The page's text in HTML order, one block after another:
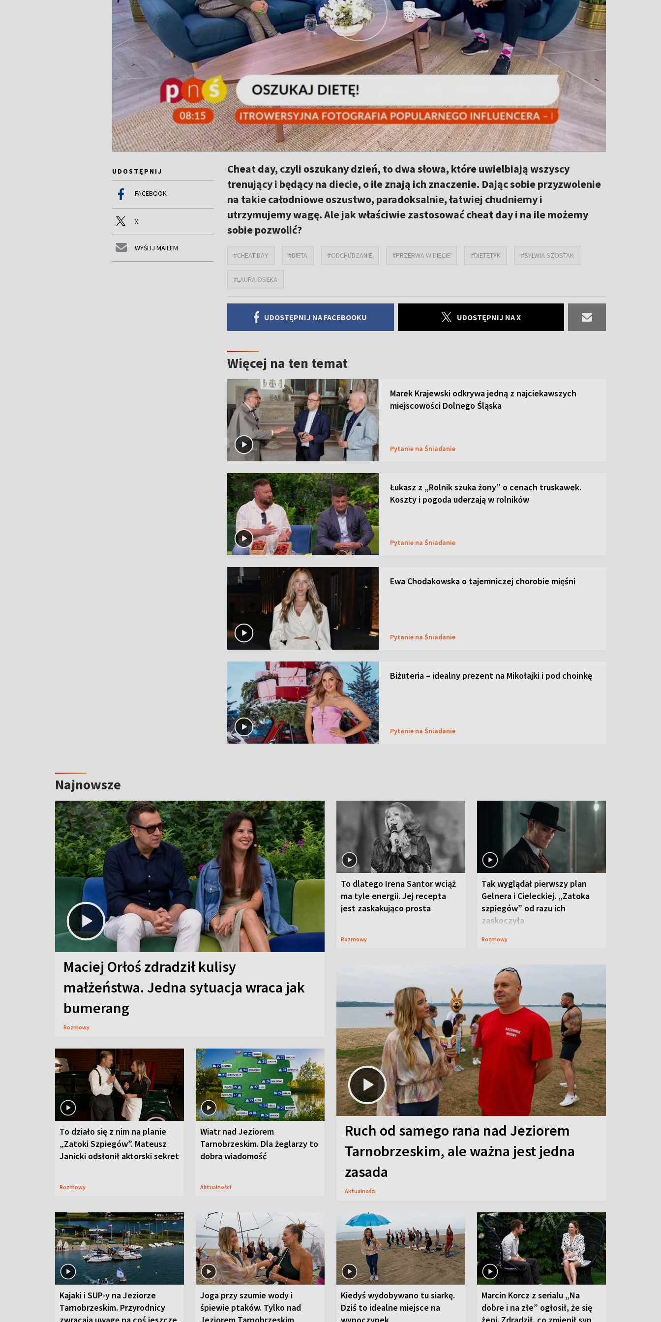
UDOSTĘPNIJ
FACEBOOK
X
WYŚLIJ MAILEM
Cheat day, czyli oszukany dzień, to dwa słowa, które uwielbiają wszyscy
trenujący i będący na diecie, o ile znają ich znaczenie. Dając sobie przyzwolenie
na takie całodniowe oszustwo, paradoksalnie, łatwiej chudniemy i
utrzymujemy wagę. Ale jak właściwie zastosować cheat day i na ile możemy
sobie pozwolić?
#CHEAT DAY #DIETA #ODCHUDZANIE #PRZERWA W DIECIE #DIETETYK #SYLWIA SZOSTAK
#LAURA OSĘKA
UDOSTĘPNIJ NA FACEBOOKU UDOSTĘPNIJ NA X
Więcej na ten temat
Marek Krajewski odkrywa jedną z najciekawszych
miejscowości Dolnego Śląska
Pytanie na Śniadanie
Łukasz z „Rolnik szuka żony” o cenach truskawek.
Koszty i pogoda uderzają w rolników
Pytanie na Śniadanie
Ewa Chodakowska o tajemniczej chorobie mięśni
Pytanie na Śniadanie
Biżuteria – idealny prezent na Mikołajki i pod choinkę
Pytanie na Śniadanie
Najnowsze
Maciej Orłoś zdradził kulisy
małżeństwa. Jedna sytuacja wraca jak
bumerang
Rozmowy
To dlatego Irena Santor wciąż
ma tyle energii. Jej recepta
jest zaskakująco prosta
Rozmowy
Tak wyglądał pierwszy plan
Gelnera i Cieleckiej. „Zatoka
szpiegów” od razu ich
zaskoczyła
Rozmowy
To działo się z nim na planie
„Zatoki Szpiegów”. Mateusz
Janicki odsłonił aktorski sekret
Rozmowy
Wiatr nad Jeziorem
Tarnobrzeskim. Dla żeglarzy to
dobra wiadomość
Aktualności
Ruch od samego rana nad Jeziorem
Tarnobrzeskim, ale ważna jest jedna
zasada
Aktualności
Kajaki i SUP-y na Jeziorze
Tarnobrzeskim. Przyrodnicy
Joga przy szumie wody i
śpiewie ptaków. Tylko nad
Kiedyś wydobywano tu siarkę.
Dziś to idealne miejsce na
Marcin Korcz z serialu „Na
dobre i na złe” ogłosił, że się